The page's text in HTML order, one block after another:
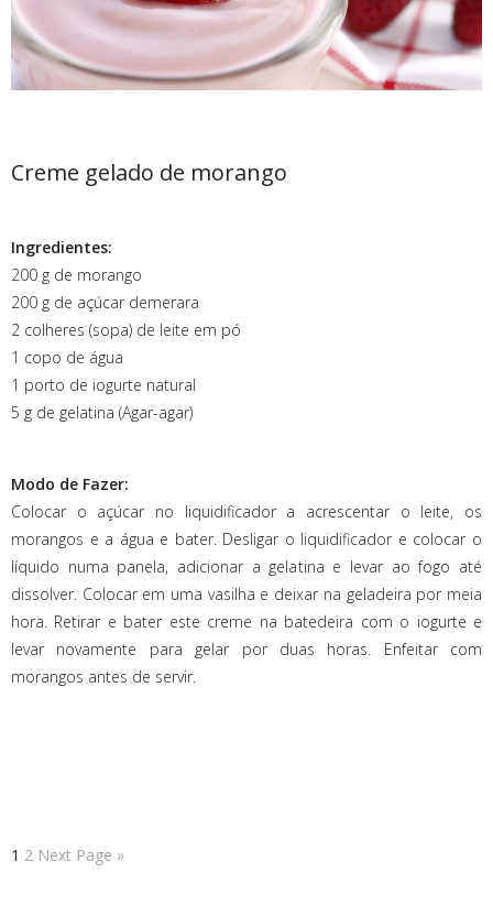
Creme gelado de morango
Ingredientes:
200 g de morango
200 g de açúcar demerara
2 colheres (sopa) de leite em pó
1 copo de água
1 porto de iogurte natural
5 g de gelatina (Agar-agar)
Modo de Fazer:
Colocar o açúcar no liquidificador a acrescentar o leite, os
morangos e a água e bater. Desligar o liquidificador e colocar o
líquido numa panela, adicionar a gelatina e levar ao fogo até
dissolver. Colocar em uma vasilha e deixar na geladeira por meia
hora. Retirar e bater este creme na batedeira com o iogurte e
levar novamente para gelar por duas horas. Enfeitar com
morangos antes de servir.
1 2 Next Page »